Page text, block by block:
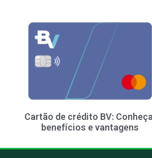
Cartão de crédito BV:
benefícios e vantagens